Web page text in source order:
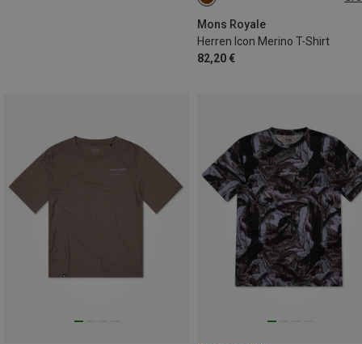
Mons Royale
Herren Icon Merino T-Shirt
82,20 €
S